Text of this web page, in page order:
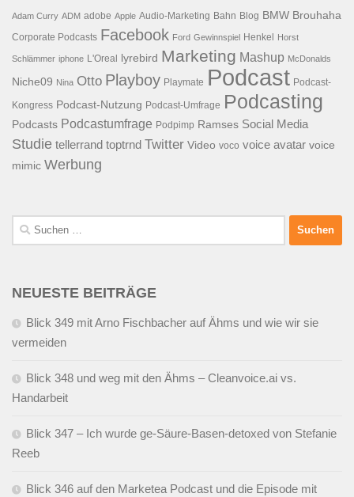
Adam Curry ADM adobe Apple Audio-Marketing Bahn Blog BMW Brouhaha
Corporate Podcasts Facebook Ford Gewinnspiel Henkel Horst
Schlämmer iphone L'Oreal lyrebird Marketing Mashup McDonalds
Niche09 Nina Otto Playboy Playmate Podcast Podcast-
Kongress Podcast-Nutzung Podcast-Umfrage Podcasting
Podcasts Podcastumfrage Podpimp Ramses Social Media
Studie tellerrand toptrnd Twitter Video voco voice avatar voice
mimic Werbung
Suchen
nach:
NEUESTE BEITRÄGE
Blick 349 mit Arno Fischbacher auf Ähms und wie wir sie
vermeiden
Blick 348 und weg mit den Ähms – Cleanvoice.ai vs.
Handarbeit
Blick 347 – Ich wurde ge-Säure-Basen-detoxed von Stefanie
Reeb
Blick 346 auf den Marketea Podcast und die Episode mit